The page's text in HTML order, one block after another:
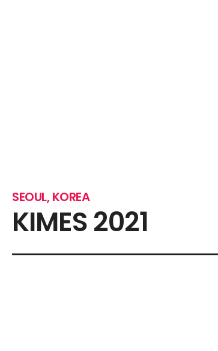
SEOUL, KOREA
KIMES 2021